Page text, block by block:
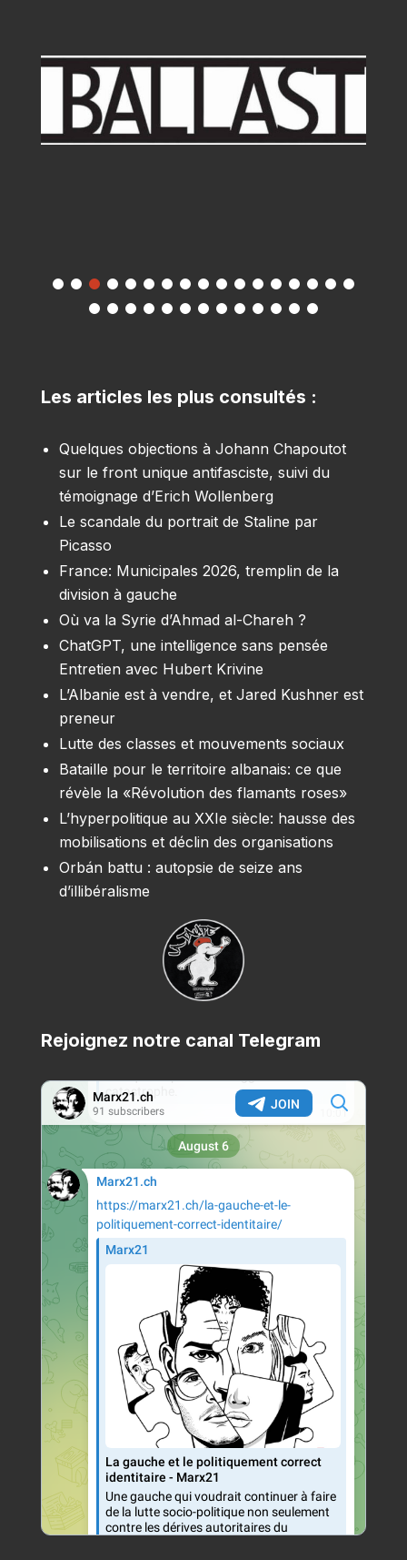
Les articles les plus consultés :
Quelques objections à Johann Chapoutot
sur le front unique antifasciste, suivi du
témoignage d’Erich Wollenberg
Le scandale du portrait de Staline par
Picasso
France: Municipales 2026, tremplin de la
division à gauche
Où va la Syrie d’Ahmad al-Chareh ?
ChatGPT, une intelligence sans pensée
Entretien avec Hubert Krivine
L’Albanie est à vendre, et Jared Kushner est
preneur
Lutte des classes et mouvements sociaux
Bataille pour le territoire albanais: ce que
révèle la «Révolution des flamants roses»
L’hyperpolitique au XXIe siècle: hausse des
mobilisations et déclin des organisations
Orbán battu : autopsie de seize ans
d’illibéralisme
Rejoignez notre canal Telegram